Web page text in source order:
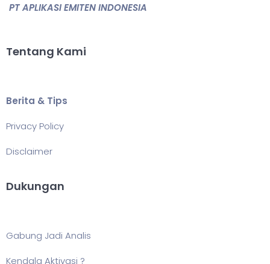
PT APLIKASI EMITEN INDONESIA
Tentang Kami
Berita & Tips
Privacy Policy
Disclaimer
Dukungan
Gabung Jadi Analis
Kendala Aktivasi ?